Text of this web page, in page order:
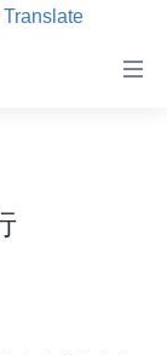
Translate